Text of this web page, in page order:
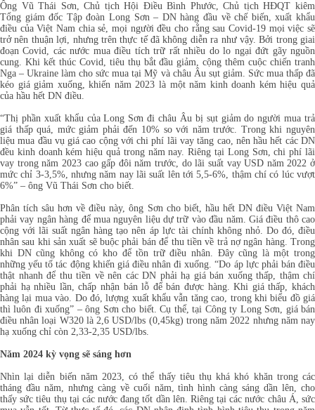
Ông Vũ Thái Sơn, Chủ tịch Hội Điều Bình Phước, Chủ tịch HĐQT kiêm
Tổng giám đốc Tập đoàn Long Sơn – DN hàng đầu về chế biến, xuất khẩu
điều của Việt Nam chia sẻ, mọi người đều cho rằng sau Covid-19 mọi việc sẽ
trở nên thuận lợi, nhưng trên thực tế đã không diễn ra như vậy. Bởi trong giai
đoạn Covid, các nước mua điều tích trữ rất nhiều do lo ngại đứt gãy nguồn
cung. Khi kết thúc Covid, tiêu thụ bắt đầu giảm, cộng thêm cuộc chiến tranh
Nga – Ukraine làm cho sức mua tại Mỹ và châu Âu sụt giảm. Sức mua thấp đã
kéo giá giảm xuống, khiến năm 2023 là một năm kinh doanh kém hiệu quả
của hầu hết DN điều.
“Thị phần xuất khẩu của Long Sơn đi châu Âu bị sụt giảm do người mua trả
giá thấp quá, mức giảm phải đến 10% so với năm trước. Trong khi nguyên
liệu mua đầu vụ giá cao cộng với chi phí lãi vay tăng cao, nên hầu hết các DN
đều kinh doanh kém hiệu quả trong năm nay. Riêng tại Long Sơn, chi phí lãi
vay trong năm 2023 cao gấp đôi năm trước, do lãi suất vay USD năm 2022 ở
mức chỉ 3-3,5%, nhưng năm nay lãi suất lên tới 5,5-6%, thậm chí có lúc vượt
6%” – ông Vũ Thái Sơn cho biết.
Phân tích sâu hơn về điều này, ông Sơn cho biết, hầu hết DN điều Việt Nam
phải vay ngân hàng để mua nguyên liệu dự trữ vào đầu năm. Giá điều thô cao
cộng với lãi suất ngân hàng tạo nên áp lực tài chính không nhỏ. Do đó, điều
nhân sau khi sản xuất sẽ buộc phải bán để thu tiền về trả nợ ngân hàng. Trong
khi DN cũng không có kho để tồn trữ điều nhân. Đây cũng là một trong
những yếu tố tác động khiến giá điều nhân đi xuống. “Do áp lực phải bán điều
thật nhanh để thu tiền về nên các DN phải hạ giá bán xuống thấp, thậm chí
phải hạ nhiều lần, chấp nhận bán lỗ để bán được hàng. Khi giá thấp, khách
hàng lại mua vào. Do đó, lượng xuất khẩu vẫn tăng cao, trong khi biểu đồ giá
thì luôn đi xuống” – ông Sơn cho biết. Cụ thể, tại Công ty Long Sơn, giá bán
điều nhân loại W320 là 2,6 USD/lbs (0,45kg) trong năm 2022 nhưng năm nay
hạ xuống chỉ còn 2,33-2,35 USD/lbs.
Năm 2024 kỳ vọng sẽ sáng hơn
Nhìn lại diễn biến năm 2023, có thể thấy tiêu thụ khá khó khăn trong các
tháng đầu năm, nhưng càng về cuối năm, tình hình càng sáng dần lên, cho
thấy sức tiêu thụ tại các nước đang tốt dần lên. Riêng tại các nước châu Á, sức